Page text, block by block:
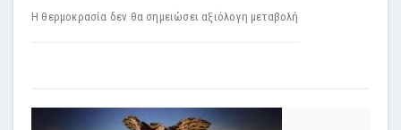
Η θερμοκρασία δεν θα σημειώσει αξιόλογη μεταβολή